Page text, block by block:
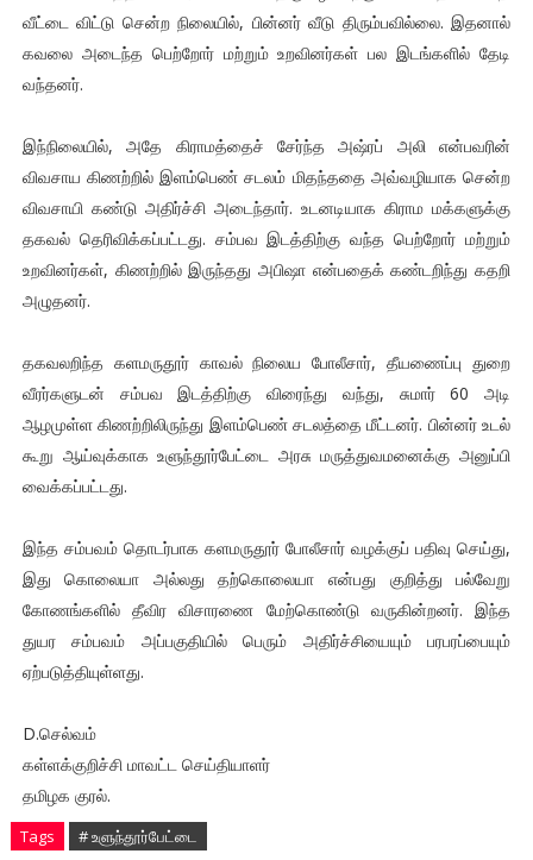
வீட்டை விட்டு சென்ற நிலையில், பின்னர் வீடு திரும்பவில்லை. இதனால்
கவலை அடைந்த பெற்றோர் மற்றும் உறவினர்கள் பல இடங்களில் தேடி
வந்தனர்.
இந்நிலையில், அதே கிராமத்தைச் சேர்ந்த அஷ்ரப் அலி என்பவரின்
விவசாய கிணற்றில் இளம்பெண் சடலம் மிதந்ததை அவ்வழியாக சென்ற
விவசாயி கண்டு அதிர்ச்சி அடைந்தார். உடனடியாக கிராம மக்களுக்கு
தகவல் தெரிவிக்கப்பட்டது. சம்பவ இடத்திற்கு வந்த பெற்றோர் மற்றும்
உறவினர்கள், கிணற்றில் இருந்தது அபிஷா என்பதைக் கண்டறிந்து கதறி
அழுதனர்.
தகவலறிந்த களமருதூர் காவல் நிலைய போலீசார், தீயணைப்பு துறை
வீரர்களுடன் சம்பவ இடத்திற்கு விரைந்து வந்து, சுமார் 60 அடி
ஆழமுள்ள கிணற்றிலிருந்து இளம்பெண் சடலத்தை மீட்டனர். பின்னர் உடல்
கூறு ஆய்வுக்காக உளுந்தூர்பேட்டை அரசு மருத்துவமனைக்கு அனுப்பி
வைக்கப்பட்டது.
இந்த சம்பவம் தொடர்பாக களமருதூர் போலீசார் வழக்குப் பதிவு செய்து,
இது கொலையா அல்லது தற்கொலையா என்பது குறித்து பல்வேறு
கோணங்களில் தீவிர விசாரணை மேற்கொண்டு வருகின்றனர். இந்த
துயர சம்பவம் அப்பகுதியில் பெரும் அதிர்ச்சியையும் பரபரப்பையும்
ஏற்படுத்தியுள்ளது.
D.செல்வம்
கள்ளக்குறிச்சி மாவட்ட செய்தியாளர்
தமிழக குரல்.
Tags # உளுந்தூர்பேட்டை